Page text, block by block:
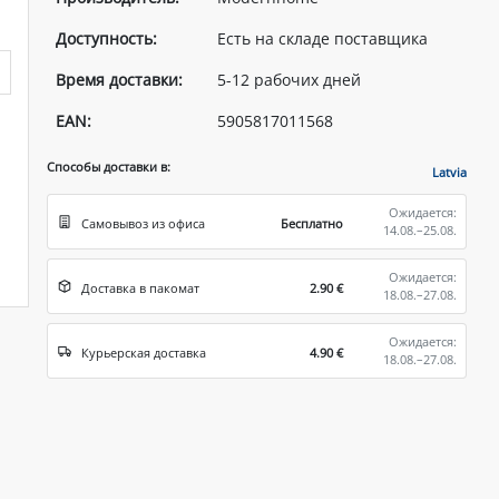
Доступность:
Есть на складе поставщика
Время доставки:
5-12 рабочих дней
EAN:
5905817011568
Способы доставки в: Latvia
Самовывоз из офиса Бесплатно
Ожидается:
14.08.–25.08.
Доставка в пакомат 2.90 €
Ожидается:
18.08.–27.08.
Курьерская доставка 4.90 €
Ожидается:
18.08.–27.08.